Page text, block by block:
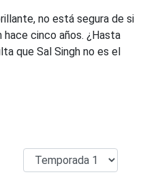
no está segura de si
hace cinco años. ¿Hasta
que Sal Singh no es el